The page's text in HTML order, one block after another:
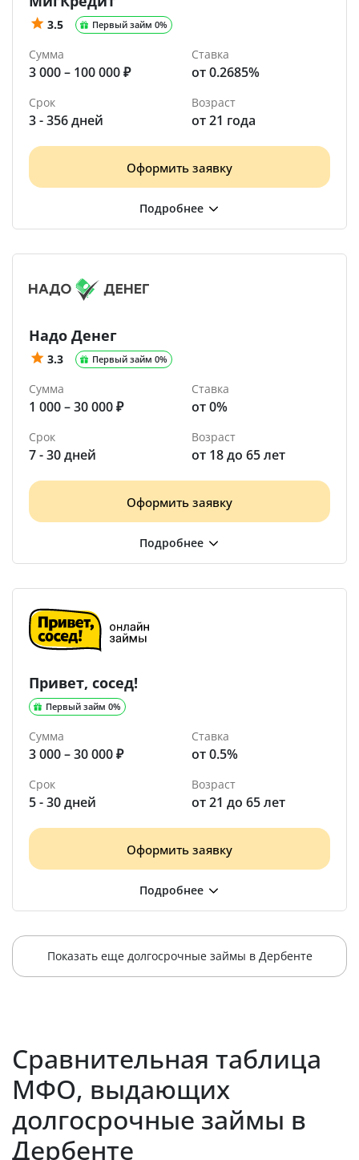
3.5 Первый займ 0%
Сумма
3 000 – 100 000 ₽
Ставка
от 0.2685%
Срок
3 - 356 дней
Возраст
от 21 года
Оформить заявку
Надо Денег
3.3 Первый займ 0%
Сумма
1 000 – 30 000 ₽
Ставка
от 0%
Срок
7 - 30 дней
Возраст
от 18 до 65 лет
Оформить заявку
Привет, сосед!
Первый займ 0%
Сумма
3 000 – 30 000 ₽
Ставка
от 0.5%
Срок
5 - 30 дней
Возраст
от 21 до 65 лет
Оформить заявку
Показать еще долгосрочные займы в Дербенте
Сравнительная таблица
МФО, выдающих
долгосрочные займы в
Дербенте